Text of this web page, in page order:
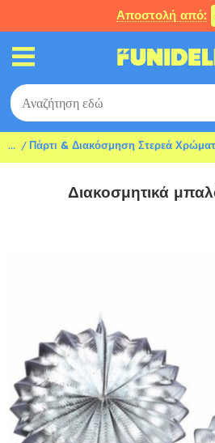
Αποστολή από:
... Πάρτι & Διακόσμηση Στερεά
Διακοσμητικά